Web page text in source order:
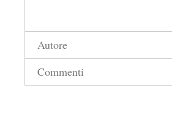
Autore
Commenti